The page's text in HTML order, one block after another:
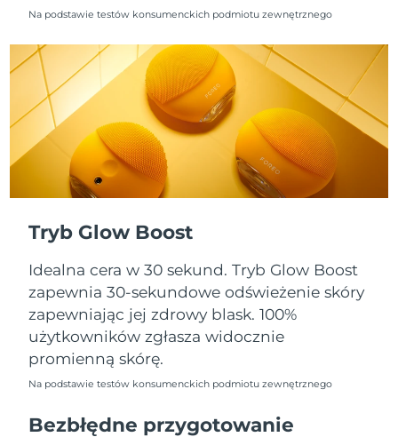
Na podstawie testów konsumenckich podmiotu zewnętrznego
Tryb Glow Boost
Idealna cera w 30 sekund. Tryb Glow Boost
zapewnia 30-sekundowe odświeżenie skóry
zapewniając jej zdrowy blask. 100%
użytkowników zgłasza widocznie
promienną skórę.
Na podstawie testów konsumenckich podmiotu zewnętrznego
Bezbłędne przygotowanie
Oczekiwany czas dostawy
Portoryko
Oczekiwany czas dostawy
8/12/26
Katar
Oczekiwany czas dostawy
8/11/26
Reunion
Oczekiwany czas dostawy
8/15/26
Rumunia
Rosja
Oczekiwany czas dostawy
8/18/26
Arabia Saudyjska
Oczekiwany czas dostawy